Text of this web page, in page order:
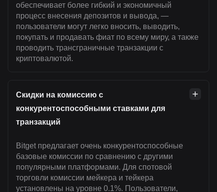
обеспечивает более гибкий и экономичный
процесс внесения депозитов и вывода, —
пользователи могут легко вносить, выводить,
покупать и продавать фиат по всему миру, а также
проводить трансграничные транзакции с
криптовалютой.
Скидки на комиссию с
конкурентоспособными ставками для
транзакций
Bitget предлагает очень конкурентоспособные
базовые комиссии по сравнению с другими
популярными платформами. Для спотовой
торговли комиссии мейкера и тейкера
установлены на уровне 0.1%. Пользователи,